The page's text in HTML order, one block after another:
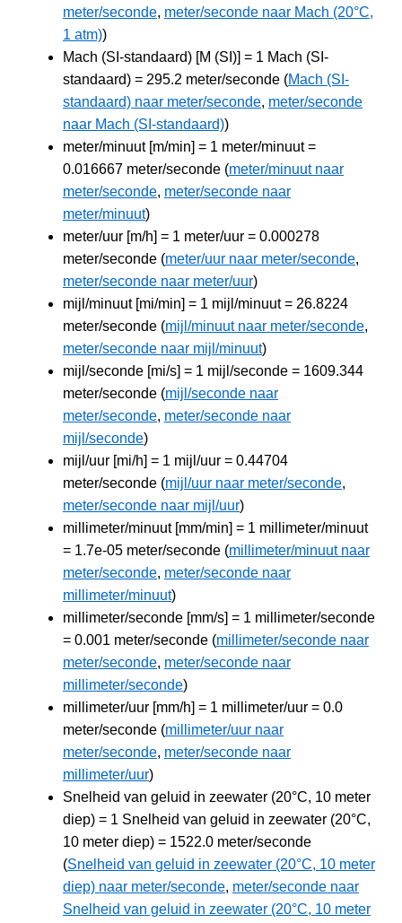
meter/seconde, meter/seconde naar Mach (20°C,
1 atm))
Mach (SI-standaard) [M (SI)] = 1 Mach (SI-
standaard) = 295.2 meter/seconde (Mach (SI-
standaard) naar meter/seconde, meter/seconde
naar Mach (SI-standaard))
meter/minuut [m/min] = 1 meter/minuut =
0.016667 meter/seconde (meter/minuut naar
meter/seconde, meter/seconde naar
meter/minuut)
meter/uur [m/h] = 1 meter/uur = 0.000278
meter/seconde (meter/uur naar meter/seconde,
meter/seconde naar meter/uur)
mijl/minuut [mi/min] = 1 mijl/minuut = 26.8224
meter/seconde (mijl/minuut naar meter/seconde,
meter/seconde naar mijl/minuut)
mijl/seconde [mi/s] = 1 mijl/seconde = 1609.344
meter/seconde (mijl/seconde naar
meter/seconde, meter/seconde naar
mijl/seconde)
mijl/uur [mi/h] = 1 mijl/uur = 0.44704
meter/seconde (mijl/uur naar meter/seconde,
meter/seconde naar mijl/uur)
millimeter/minuut [mm/min] = 1 millimeter/minuut
= 1.7e-05 meter/seconde (millimeter/minuut naar
meter/seconde, meter/seconde naar
millimeter/minuut)
millimeter/seconde [mm/s] = 1 millimeter/seconde
= 0.001 meter/seconde (millimeter/seconde naar
meter/seconde, meter/seconde naar
millimeter/seconde)
millimeter/uur [mm/h] = 1 millimeter/uur = 0.0
meter/seconde (millimeter/uur naar
meter/seconde, meter/seconde naar
millimeter/uur)
Snelheid van geluid in zeewater (20°C, 10 meter
diep) = 1 Snelheid van geluid in zeewater (20°C,
10 meter diep) = 1522.0 meter/seconde
(Snelheid van geluid in zeewater (20°C, 10 meter
diep) naar meter/seconde, meter/seconde naar
Snelheid van geluid in zeewater (20°C, 10 meter